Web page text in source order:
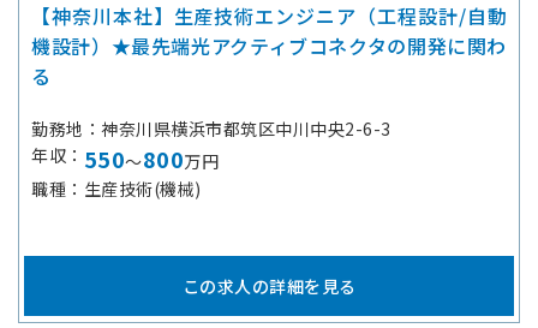
【神奈川本社】生産技術エンジニア（工程設計/自動
機設計）★最先端光アクティブコネクタの開発に関わ
る
勤務地
神奈川県横浜市都筑区中川中央2-6-3
年収
550～800万円
職種
生産技術(機械)
この求人の詳細を見る